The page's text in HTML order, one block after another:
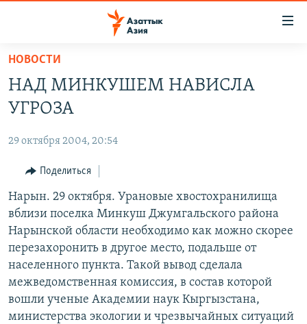
Вернуться
основному
содержанию
навигации
Вернутся
поиску
УЗБЕКИСТАН
ТАДЖИКИСТАН
НОВОСТИ
НА ДРУГИХ ЯЗЫКАХ
ҚАЗАҚША
КЫРГЫЗЧА
ТОҶИКӢ
TÜRKMENÇE
Все сайты РСЕ/РС
НОВОСТИ
НАД МИНКУШЕМ НАВИСЛА
УГРОЗА
29 октября 2004, 20:54
Поделиться
Нарын. 29 октября. Урановые хвостохранилища
вблизи поселка Минкуш Джумгальского района
Нарынской области необходимо как можно скорее
перезахоронить в другое место, подальше от
населенного пункта. Такой вывод сделала
межведомственная комиссия, в состав которой
вошли ученые Академии наук Кыргызстана,
министерства экологии и чрезвычайных ситуаций